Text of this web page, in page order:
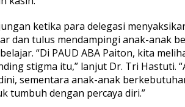
ketika para delegasi
dan tulus mendampingi anak-anak
“Di PAUD ABA Paiton, kita
stigma itu,” lanjut Dr. Tri Hastuti.
sementara anak-anak
tumbuh dengan percaya diri.”